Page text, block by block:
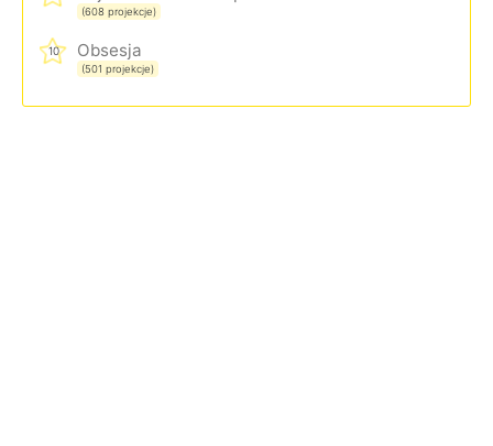
(608 projekcje)
10 Obsesja
(501 projekcje)